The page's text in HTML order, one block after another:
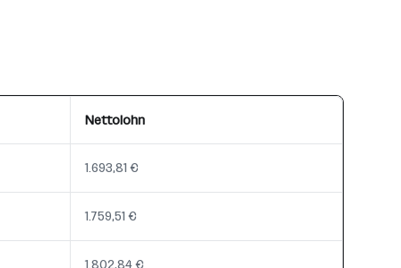
Nettolohn
1.693,81 €
1.759,51 €
1.802,84 €